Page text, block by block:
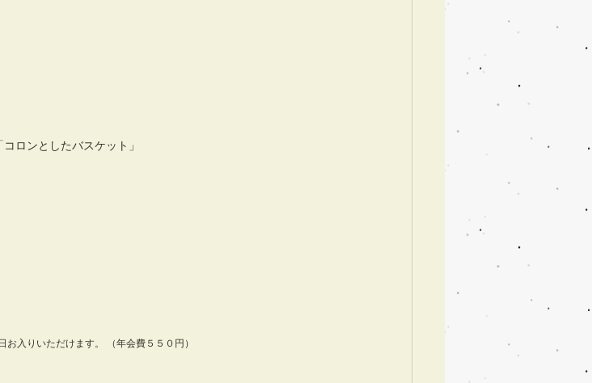
ロンとしたバスケット」
入りいただけます。 （年会費５５０円）